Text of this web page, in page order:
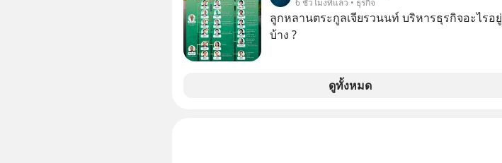
ลูกหลานตระกูลเจียรวนนท์ บริหารธุรกิจอะไรอยู่
บ้าง ?
ดูทั้งหมด